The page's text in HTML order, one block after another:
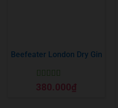
Beefeater London Dry Gin
Được xếp
hạng55 sao
380.000₫